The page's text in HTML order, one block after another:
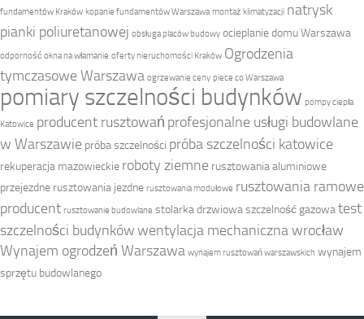
fundamentów Kraków kopanie fundamentów Warszawa montaż klimatyzacji natrysk
pianki poliuretanowej obsługa placów budowy ocieplanie domu Warszawa
odporność okna na włamanie oferty nieruchomości Kraków Ogrodzenia
tymczasowe Warszawa ogrzewanie ceny piece co Warszawa
pomiary szczelności budynków pompy ciepła
Katowice producent rusztowań profesjonalne usługi budowlane
w Warszawie próba szczelności próba szczelności katowice
rekuperacja mazowieckie roboty ziemne rusztowania aluminiowe
przejezdne rusztowania jezdne rusztowania modułowe rusztowania ramowe
producent rusztowanie budowlane stolarka drzwiowaszczelność gazowatest
szczelności budynkówwentylacja mechaniczna wrocław
Wynajem ogrodzeń Warszawa wynajem rusztowań warszawskich wynajem
sprzętu budowlanego